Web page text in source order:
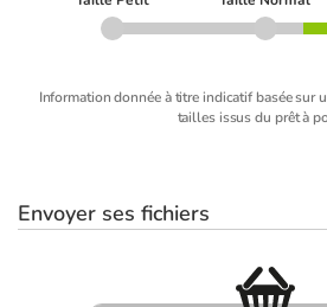
Information donnée à titre indicatif basée sur
tailles issus du prêt à
Envoyer ses fichiers